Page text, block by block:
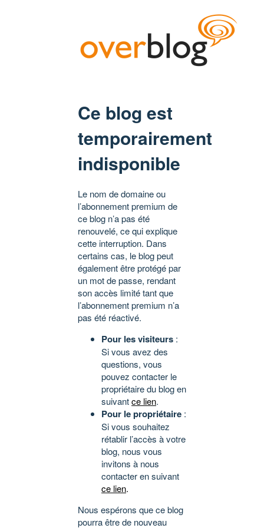
Ce blog est
temporairement
indisponible
Le nom de domaine ou
l’abonnement premium de
ce blog n’a pas été
renouvelé, ce qui explique
cette interruption. Dans
certains cas, le blog peut
également être protégé par
un mot de passe, rendant
son accès limité tant que
l’abonnement premium n’a
pas été réactivé.
Pour les visiteurs :
Si vous avez des
questions, vous
pouvez contacter le
propriétaire du blog en
suivantce lien.
Pour le propriétaire :
Si vous souhaitez
rétablir l’accès à votre
blog, nous vous
invitons à nous
contacter en suivant
ce lien.
Nous espérons que ce blog
pourra être de nouveau